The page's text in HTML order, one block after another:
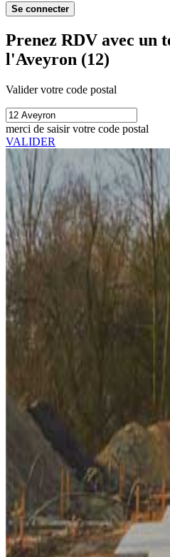
Se connecter
Prenez RDV avec un
l'Aveyron (12)
Valider votre code postal
merci de saisir votre code postal
VALIDER